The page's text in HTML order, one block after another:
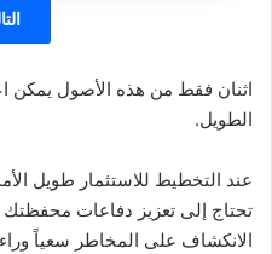
اثنان فقط من هذه الأصول يمكن
الطويل.
عند التخطيط للاستثمار طويل
تحتاج إلى تعزيز دفاعات
الانكشاف على المخاطر سعياً وراء